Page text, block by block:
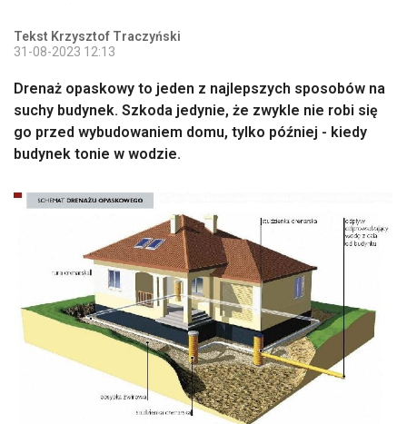
Tekst Krzysztof Traczyński
31-08-2023 12:13
Drenaż opaskowy to jeden z najlepszych sposobów na
suchy budynek. Szkoda jedynie, że zwykle nie robi się
go przed wybudowaniem domu, tylko później - kiedy
budynek tonie w wodzie.